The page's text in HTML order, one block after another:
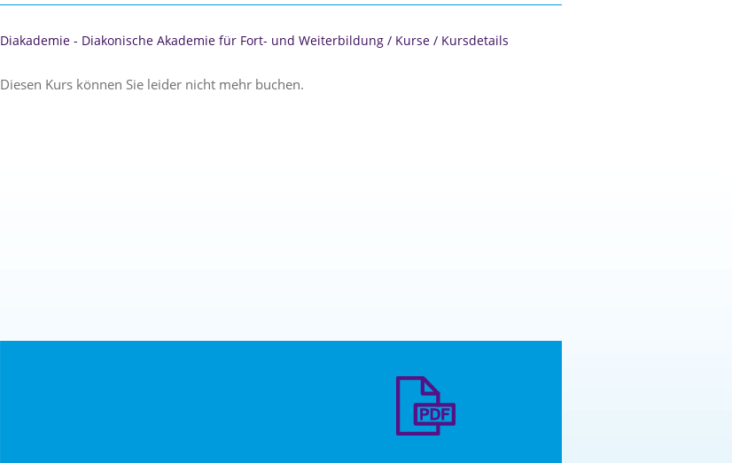
Diakademie - Diakonische Akademie für Fort- und Weiterbildung / Kurse / Kursdetails
Diesen Kurs können Sie leider nicht mehr buchen.